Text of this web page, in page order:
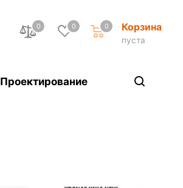
0 0 Корзина
пуста
0
Проектирование